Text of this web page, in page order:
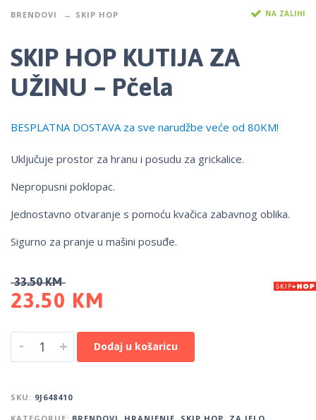
BRENDOVI SKIP HOP NA ZALIHI
SKIP HOP KUTIJA ZA
UŽINU – Pčela
BESPLATNA DOSTAVA za sve narudžbe veće od 80KM!
Uključuje prostor za hranu i posudu za grickalice.
Nepropusni poklopac.
Jednostavno otvaranje s pomoću kvačica zabavnog oblika.
Sigurno za pranje u mašini posuđe.
33.50KM
23.50 KM
- + Dodaj u košaricu
SKU: 9J648410